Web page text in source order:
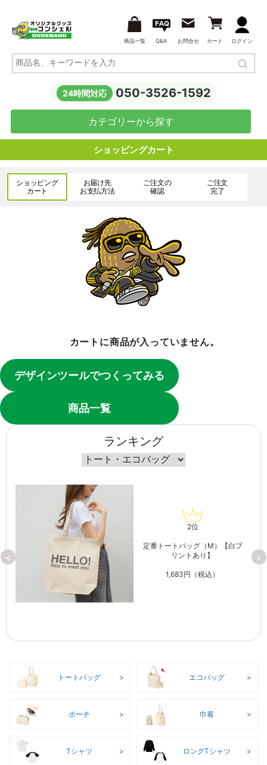
商品一覧 Q&A お問合せ カート ログイン
24時間対応 050-3526-1592
カテゴリーから探す
ショッピングカート
ショッピング
カート
お届け先
お支払方法
ご注文の
確認
ご注文
完了
カートに商品が入っていません。
デザインツールでつくってみる
商品一覧
ランキング
<
2位
定番トートバッグ（M）【白プ
リントあり】
1,683円（税込）
>
トートバッグ エコバッグ
ポーチ 巾着
Tシャツ ロングTシャツ